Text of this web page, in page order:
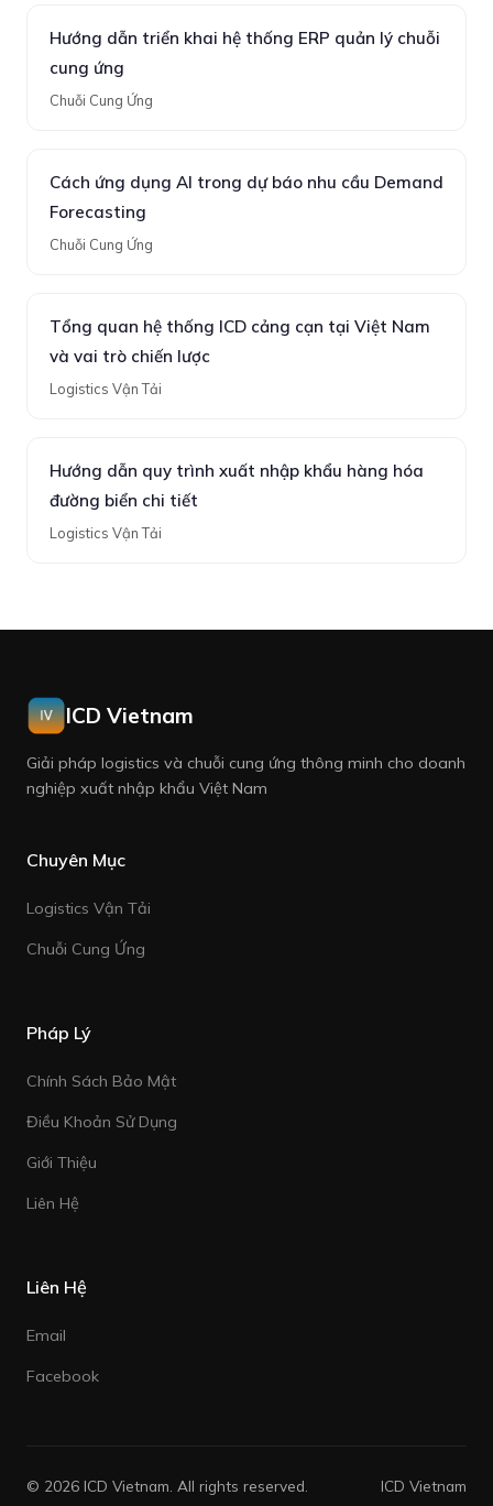
Hướng dẫn triển khai hệ thống ERP quản lý chuỗi
cung ứng
Chuỗi Cung Ứng
Cách ứng dụng AI trong dự báo nhu cầu Demand
Forecasting
Chuỗi Cung Ứng
Tổng quan hệ thống ICD cảng cạn tại Việt Nam
và vai trò chiến lược
Logistics Vận Tải
Hướng dẫn quy trình xuất nhập khẩu hàng hóa
đường biển chi tiết
Logistics Vận Tải
ICD Vietnam
Giải pháp logistics và chuỗi cung ứng thông minh cho doanh
nghiệp xuất nhập khẩu Việt Nam
Chuyên Mục
Logistics Vận Tải
Chuỗi Cung Ứng
Pháp Lý
Chính Sách Bảo Mật
Điều Khoản Sử Dụng
Giới Thiệu
Liên Hệ
Liên Hệ
Email
Facebook
© 2026 ICD Vietnam. All rights reserved. ICD Vietnam